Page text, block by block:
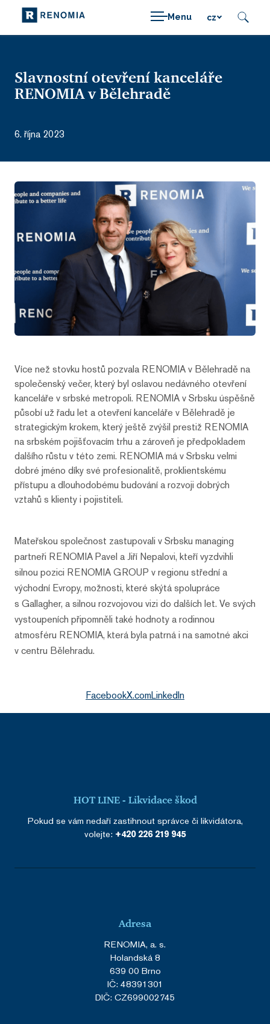
Menu cz
Slavnostní otevření kanceláře
RENOMIA v Bělehradě
6. října 2023
Více než stovku hostů pozvala RENOMIA v Bělehradě na
společenský večer, který byl oslavou nedávného otevření
kanceláře v srbské metropoli. RENOMIA v Srbsku úspěšně
působí už řadu let a otevření kanceláře v Bělehradě je
strategickým krokem, který ještě zvýšil prestiž RENOMIA
na srbském pojišťovacím trhu a zároveň je předpokladem
dalšího růstu v této zemi. RENOMIA má v Srbsku velmi
dobré jméno díky své profesionalitě, proklientskému
přístupu a dlouhodobému budování a rozvoji dobrých
vztahů s klienty i pojistiteli.
Mateřskou společnost zastupovali v Srbsku managing
partneři RENOMIA Pavel a Jiří Nepalovi, kteří vyzdvihli
silnou pozici RENOMIA GROUP v regionu střední a
východní Evropy, možnosti, které skýtá spolupráce
s Gallagher, a silnou rozvojovou vizi do dalších let. Ve svých
vystoupeních připomněli také hodnoty a rodinnou
atmosféru RENOMIA, která byla patrná i na samotné akci
v centru Bělehradu.
FacebookX.comLinkedIn
HOT LINE - Likvidace škod
Pokud se vám nedaří zastihnout správce či likvidátora,
volejte: +420 226 219 945
Adresa
RENOMIA, a. s.
Holandská 8
639 00 Brno
IČ: 48391301
DIČ: CZ699002745